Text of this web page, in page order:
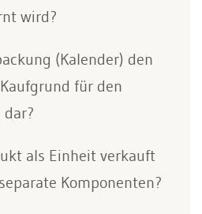
wird?
(Kalender) den
für den
als Einheit verkauft
Komponenten?